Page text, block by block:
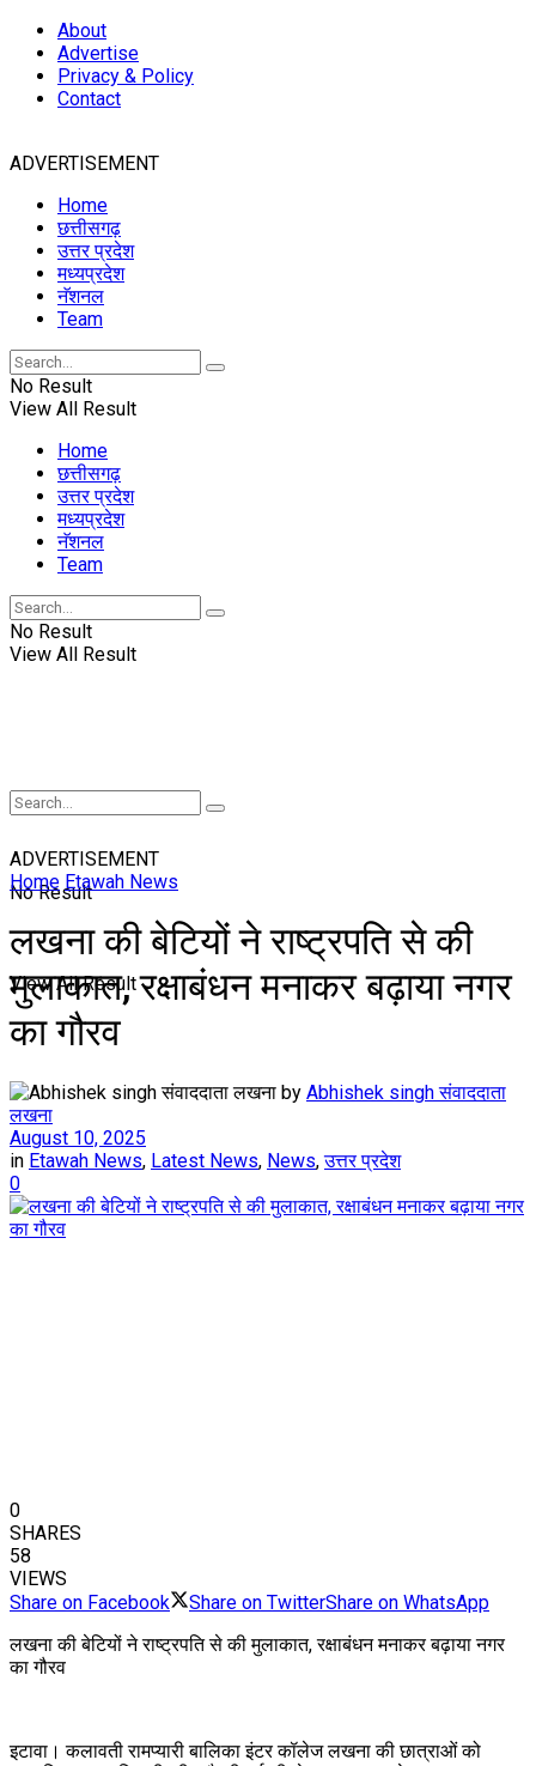
About
Advertise
Privacy & Policy
Contact
ADVERTISEMENT
Home
छत्तीसगढ़
उत्तर प्रदेश
मध्यप्रदेश
नॅशनल
Team
No Result
View All Result
Home
छत्तीसगढ़
उत्तर प्रदेश
मध्यप्रदेश
नॅशनल
Team
No Result
View All Result
No Result
View All Result
ADVERTISEMENT
Home Etawah News
लखना की बेटियों ने राष्ट्रपति से की
मुलाकात, रक्षाबंधन मनाकर बढ़ाया नगर
का गौरव
by Abhishek singh संवाददाता
लखना
August 10, 2025
in Etawah News, Latest News, News,उत्तर प्रदेश
0
0
SHARES
58
VIEWS
Share on Facebook
Share on TwitterShare on WhatsApp
लखना की बेटियों ने राष्ट्रपति से की मुलाकात, रक्षाबंधन मनाकर बढ़ाया नगर
का गौरव
इटावा। कलावती रामप्यारी बालिका इंटर कॉलेज लखना की छात्राओं को